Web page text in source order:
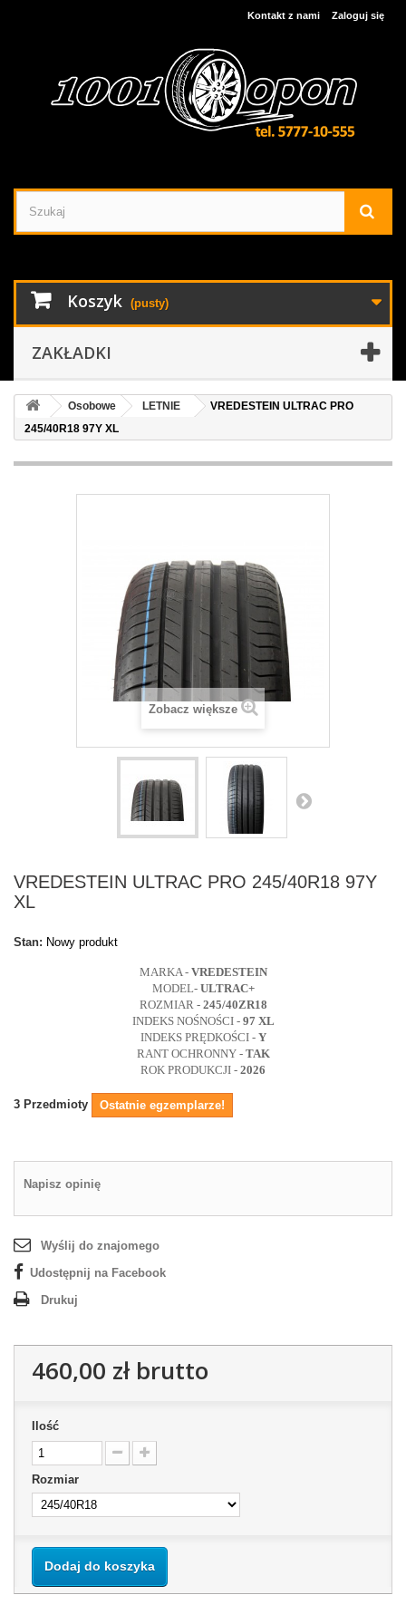
Zaloguj się
Kontakt z nami
Koszyk (pusty)
ZAKŁADKI
Osobowe LETNIE
VREDESTEIN ULTRAC PRO
245/40R18 97Y XL
Zobacz większe
VREDESTEIN ULTRAC PRO 245/40R18 97Y
XL
Stan: Nowy produkt
MARKA - VREDESTEIN
MODEL- ULTRAC+
ROZMIAR - 245/40ZR18
INDEKS NOŚNOŚCI - 97 XL
INDEKS PRĘDKOŚCI - Y
RANT OCHRONNY -TAK
ROK PRODUKCJI - 2026
3 Przedmioty Ostatnie egzemplarze!
Napisz opinię
Wyślij do znajomego
Udostępnij na Facebook
Drukuj
460,00 złbrutto
Ilość
Rozmiar
Dodaj do koszyka